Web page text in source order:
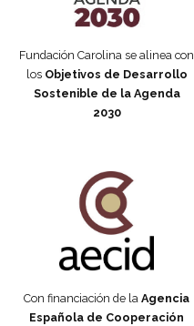
Fundación Carolina se alinea con
los Objetivos de Desarrollo
Sostenible de la Agenda
2030
Con financiación de la Agencia
Española de Cooperación